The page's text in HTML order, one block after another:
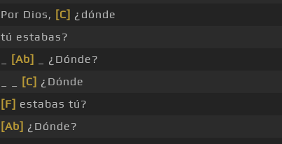
Por Dios, [C] ¿dónde
tú estabas?
[Ab]
_ ¿Dónde?
[C] ¿Dónde
[F] estabas tú?
[Ab] ¿Dónde?